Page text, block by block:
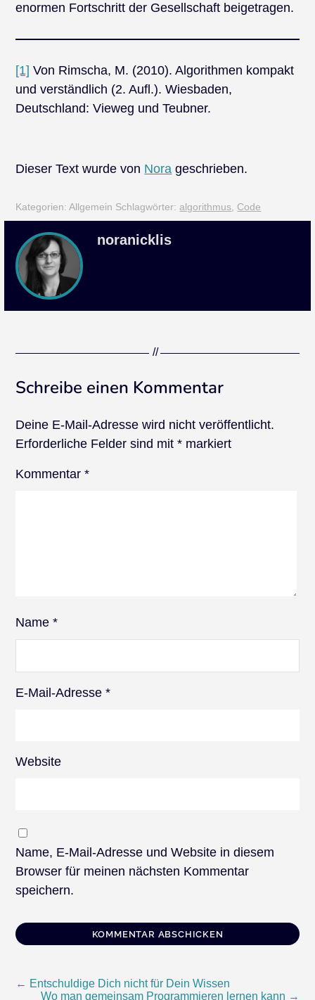
enormen Fortschritt der Gesellschaft beigetragen.
[1] Von Rimscha, M. (2010). Algorithmen kompakt
und verständlich (2. Aufl.). Wiesbaden,
Deutschland: Vieweg und Teubner.
Dieser Text wurde von Nora geschrieben.
Kategorien: Allgemein Schlagwörter:algorithmus, Code
noranicklis
Schreibe einen Kommentar
Deine E-Mail-Adresse wird nicht veröffentlicht.
Erforderliche Felder sind mit* markiert
Kommentar*
Name*
E-Mail-Adresse*
Website
Name, E-Mail-Adresse und Website in diesem
Browser für meinen nächsten Kommentar
speichern.
Beitragsnavigation
← Entschuldige Dich nicht für Dein Wissen
Wo man gemeinsam Programmieren lernen kann →